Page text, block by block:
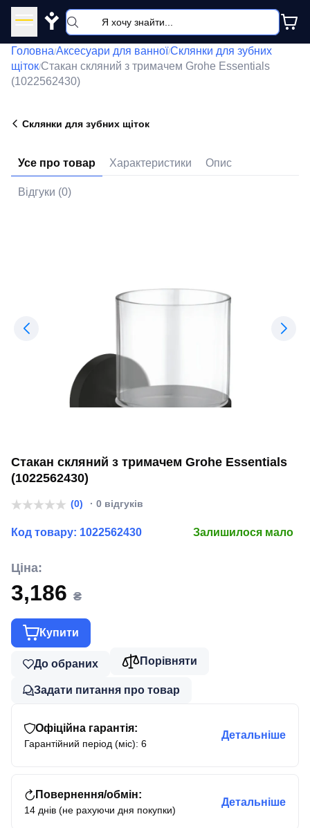
Y
Головна/Аксесуари для ванної/Склянки для зубних
щіток/Стакан скляний з тримачем Grohe Essentials
(1022562430)
Склянки для зубних щіток
Усе про товар Характеристики Опис
Відгуки (0)
Стакан скляний з тримачем Grohe Essentials
(1022562430)
(0) · 0 відгуків
Код товару: 1022562430 Залишилося мало
Ціна:
3,186 ₴
Купити
До обраних Порівняти
Задати питання про товар
Офіційна гарантія:
Гарантійний період (міс): 6
Детальніше
Повернення/обмін:
14 днів (не рахуючи дня покупки)
Детальніше